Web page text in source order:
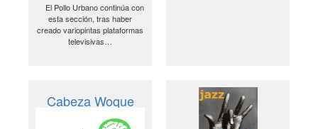
El Pollo Urbano continúa con
esta sección, tras haber
creado variopintas plataformas
televisivas…
Cabeza Woque